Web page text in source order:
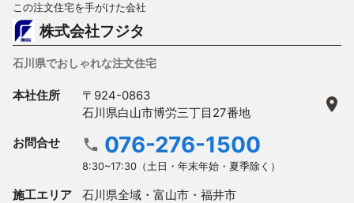
この注文住宅を手がけた会社
株式会社フジタ
石川県でおしゃれな注文住宅
本社住所
〒924-0863
石川県白山市博労三丁目27番地
お問合せ 076-276-1500
8:30~17:30（土日・年末年始・夏季除く）
施工エリア 石川県全域・富山市・福井市